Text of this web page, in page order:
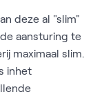
deze al "slim"
aansturing te
maximaal slim.
inhet